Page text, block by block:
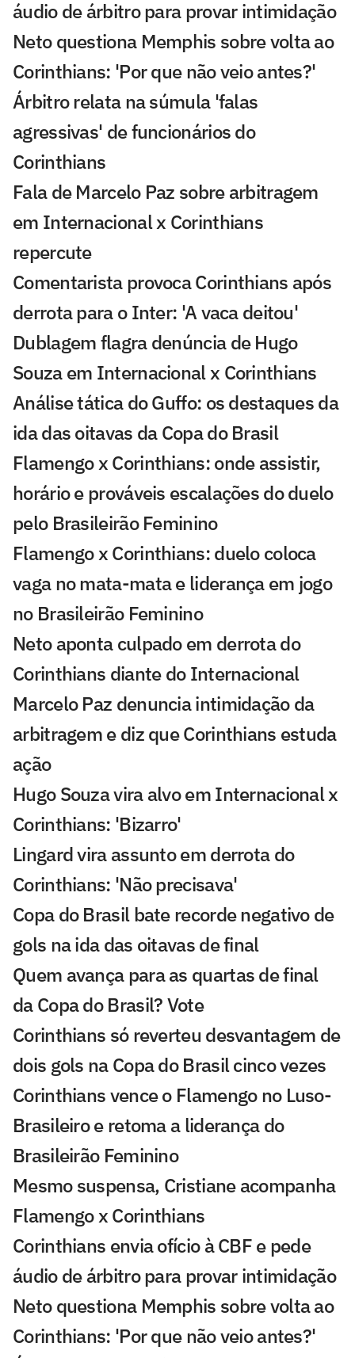
áudio de árbitro para provar intimidação
Neto questiona Memphis sobre volta ao
Corinthians: 'Por que não veio antes?'
Árbitro relata na súmula 'falas
agressivas' de funcionários do
Corinthians
Fala de Marcelo Paz sobre arbitragem
em Internacional x Corinthians
repercute
Comentarista provoca Corinthians após
derrota para o Inter: 'A vaca deitou'
Dublagem flagra denúncia de Hugo
Souza em Internacional x Corinthians
Análise tática do Guffo: os destaques da
ida das oitavas da Copa do Brasil
Flamengo x Corinthians: onde assistir,
horário e prováveis escalações do duelo
pelo Brasileirão Feminino
Flamengo x Corinthians: duelo coloca
vaga no mata-mata e liderança em jogo
no Brasileirão Feminino
Neto aponta culpado em derrota do
Corinthians diante do Internacional
Marcelo Paz denuncia intimidação da
arbitragem e diz que Corinthians estuda
ação
Hugo Souza vira alvo em Internacional x
Corinthians: 'Bizarro'
Lingard vira assunto em derrota do
Corinthians: 'Não precisava'
Copa do Brasil bate recorde negativo de
gols na ida das oitavas de final
Quem avança para as quartas de final
da Copa do Brasil? Vote
Corinthians só reverteu desvantagem de
dois gols na Copa do Brasil cinco vezes
Corinthians vence o Flamengo no Luso-
Brasileiro e retoma a liderança do
Brasileirão Feminino
Mesmo suspensa, Cristiane acompanha
Flamengo x Corinthians
Corinthians envia ofício à CBF e pede
áudio de árbitro para provar intimidação
Neto questiona Memphis sobre volta ao
Corinthians: 'Por que não veio antes?'